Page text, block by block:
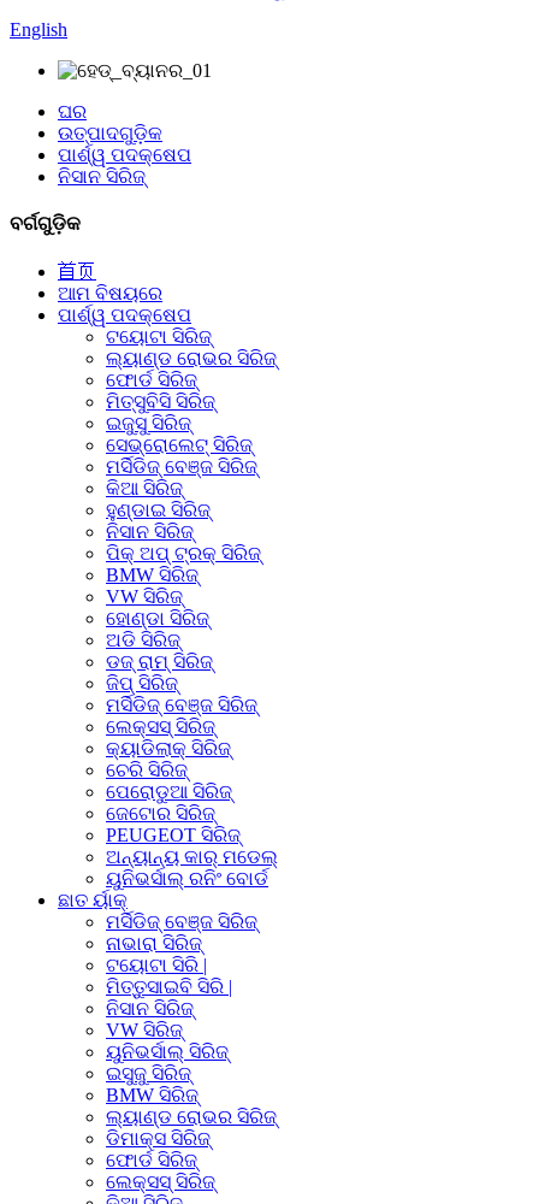
English
ଘର
ଉତ୍ପାଦଗୁଡ଼ିକ
ପାର୍ଶ୍ୱ ପଦକ୍ଷେପ
ନିସାନ ସିରିଜ୍
ବର୍ଗଗୁଡ଼ିକ
首页
ଆମ ବିଷୟରେ
ପାର୍ଶ୍ୱ ପଦକ୍ଷେପ
ଟୟୋଟା ସିରିଜ୍
ଲ୍ୟାଣ୍ଡ ରୋଭର ସିରିଜ୍
ଫୋର୍ଡ ସିରିଜ୍
ମିତ୍ସୁବିସି ସିରିଜ୍
ଇଜୁସୁ ସିରିଜ୍
ସେଭ୍ରୋଲେଟ୍ ସିରିଜ୍
ମର୍ସିଡିଜ୍ ବେଞ୍ଜ ସିରିଜ୍
କିଆ ସିରିଜ୍
ହୁଣ୍ଡାଇ ସିରିଜ୍
ନିସାନ ସିରିଜ୍
ପିକ୍ ଅପ୍ ଟ୍ରକ୍ ସିରିଜ୍
BMW ସିରିଜ୍
VW ସିରିଜ୍
ହୋଣ୍ଡା ସିରିଜ୍
ଅଡି ସିରିଜ୍
ଡଜ୍ ରାମ୍ ସିରିଜ୍
ଜିପ୍ ସିରିଜ୍
ମର୍ସିଡିଜ୍ ବେଞ୍ଜ ସିରିଜ୍
ଲେକ୍ସସ୍ ସିରିଜ୍
କ୍ୟାଡିଲାକ୍ ସିରିଜ୍
ଚେରି ସିରିଜ୍
ପେରୋଡୁଆ ସିରିଜ୍
ଜେଟୋର ସିରିଜ୍
PEUGEOT ସିରିଜ୍
ଅନ୍ୟାନ୍ୟ କାର୍ ମଡେଲ୍
ୟୁନିଭର୍ସାଲ୍ ରନିଂ ବୋର୍ଡ
ଛାତ ର୍ୟାକ୍
ମର୍ସିଡିଜ୍ ବେଞ୍ଜ ସିରିଜ୍
ନାଭାରା ସିରିଜ୍
ଟୟୋଟା ସିରି |
ମିତ୍ତୁସାଇବି ସିରି |
ନିସାନ ସିରିଜ୍
VW ସିରିଜ୍
ୟୁନିଭର୍ସାଲ୍ ସିରିଜ୍
ଇସୁଜୁ ସିରିଜ୍
BMW ସିରିଜ୍
ଲ୍ୟାଣ୍ଡ ରୋଭର ସିରିଜ୍
ଡିମାକ୍ସ ସିରିଜ୍
ଫୋର୍ଡ ସିରିଜ୍
ଲେକ୍ସସ୍ ସିରିଜ୍